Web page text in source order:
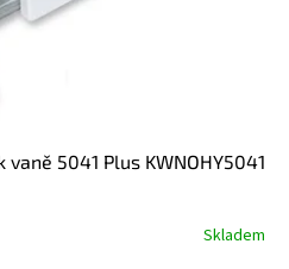
5041 Plus KWNOHY5041
Skladem